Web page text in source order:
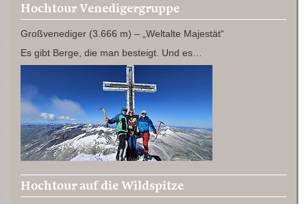
Hochtour Venedigergruppe
Großvenediger (3.666 m) – „Weltalte Majestät“
Es gibt Berge, die man besteigt. Und es…
Hochtour auf die Wildspitze